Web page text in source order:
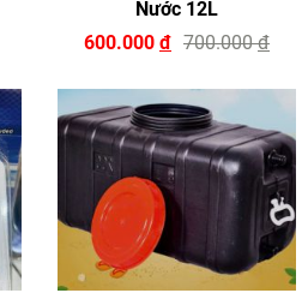
Nước 12L
600.000 đ 700.000đ